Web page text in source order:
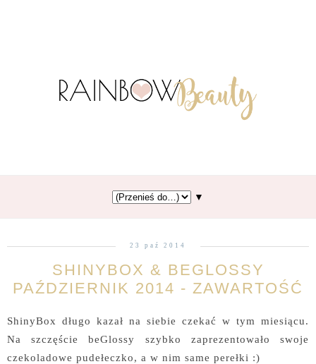
▼
23 paź 2014
SHINYBOX & BEGLOSSY
PAŹDZIERNIK 2014 - ZAWARTOŚĆ
ShinyBox długo kazał na siebie czekać w tym miesiącu.
Na szczęście beGlossy szybko zaprezentowało swoje
czekoladowe pudełeczko, a w nim same perełki :)